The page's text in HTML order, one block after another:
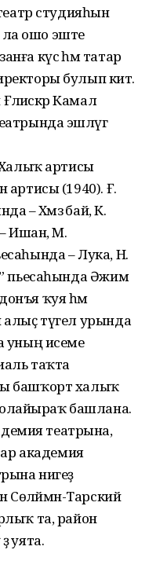
студияһын
ошо эште
күсә һәм татар
булып китә.
Камал
эшләүгә
Халыҡ артисы
артисы (1940). Ғ.
– Хәмзә бай, К.
– Ишан, М.
– Лука, Н.
пьесаһында Әжим
ҡуя һәм
алыҫ түгел урында
уның исеме
таҡта
башҡорт халыҡ
башлана.
театрына,
академия
нигеҙ
Сөләймән-Тарский
та, район
уята.